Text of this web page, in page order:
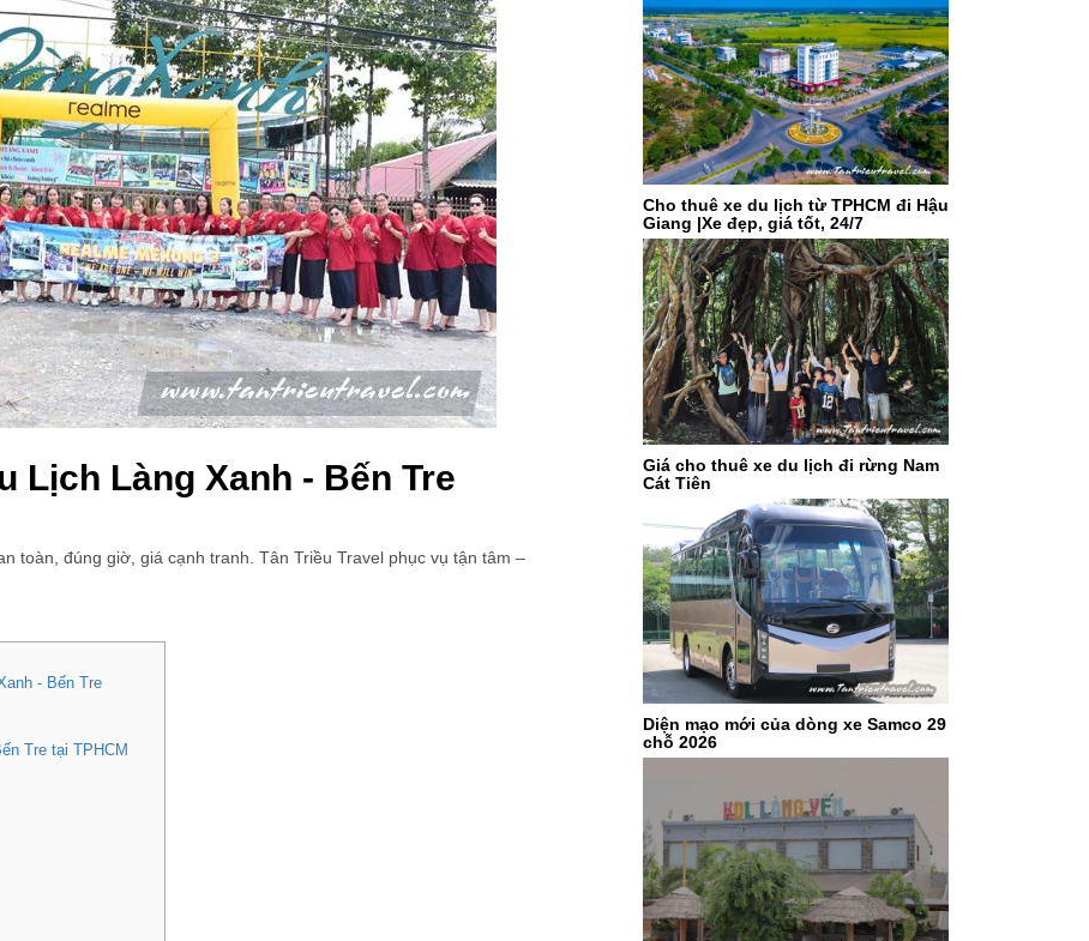
Lịch Làng Xanh - Bến Tre
toàn, đúng giờ, giá cạnh tranh. Tân Triều Travel phục vụ tận tâm –
- Bến Tre
Tre tại TPHCM
Cho thuê xe du lịch từ TPHCM đi Hậu
Giang |Xe đẹp, giá tốt, 24/7
Giá cho thuê xe du lịch đi rừng Nam
Cát Tiên
Diện mạo mới của dòng xe Samco 29
chỗ 2026